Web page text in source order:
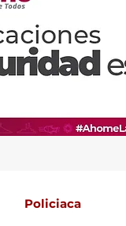
Policiaca